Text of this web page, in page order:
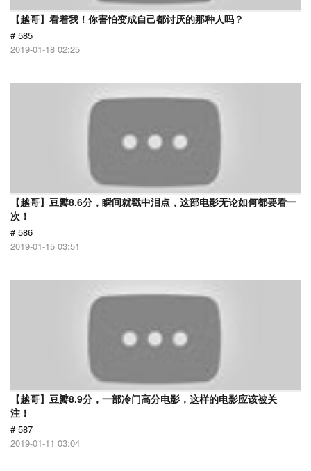
【越哥】看着我！你害怕变成自己都讨厌的那种人吗？
# 585
2019-01-18 02:25
【越哥】豆瓣8.6分，瞬间就戳中泪点，这部电影无论如何都要看一
次！
# 586
2019-01-15 03:51
【越哥】豆瓣8.9分，一部冷门高分电影，这样的电影应该被关
注！
# 587
2019-01-11 03:04